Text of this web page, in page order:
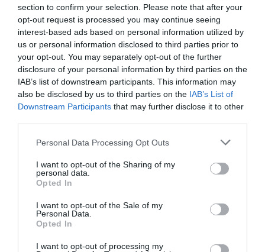
section to confirm your selection. Please note that after your
opt-out request is processed you may continue seeing
interest-based ads based on personal information utilized by
us or personal information disclosed to third parties prior to
your opt-out. You may separately opt-out of the further
disclosure of your personal information by third parties on the
IAB’s list of downstream participants. This information may
also be disclosed by us to third parties on the IAB’s List of
Downstream Participants that may further disclose it to other
Personal Data Processing Opt Outs
I want to opt-out of the Sharing of my
personal data.
Opted In
I want to opt-out of the Sale of my
Personal Data.
Opted In
I want to opt-out of processing my
He leído y acepto lascondiciones legales